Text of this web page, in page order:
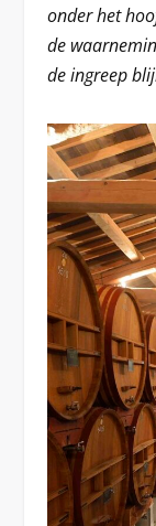
onder het
de
de ingreep